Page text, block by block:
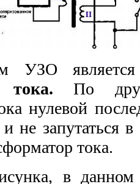
УЗО
тока. По
нулевой
запутаться в
тока.
в